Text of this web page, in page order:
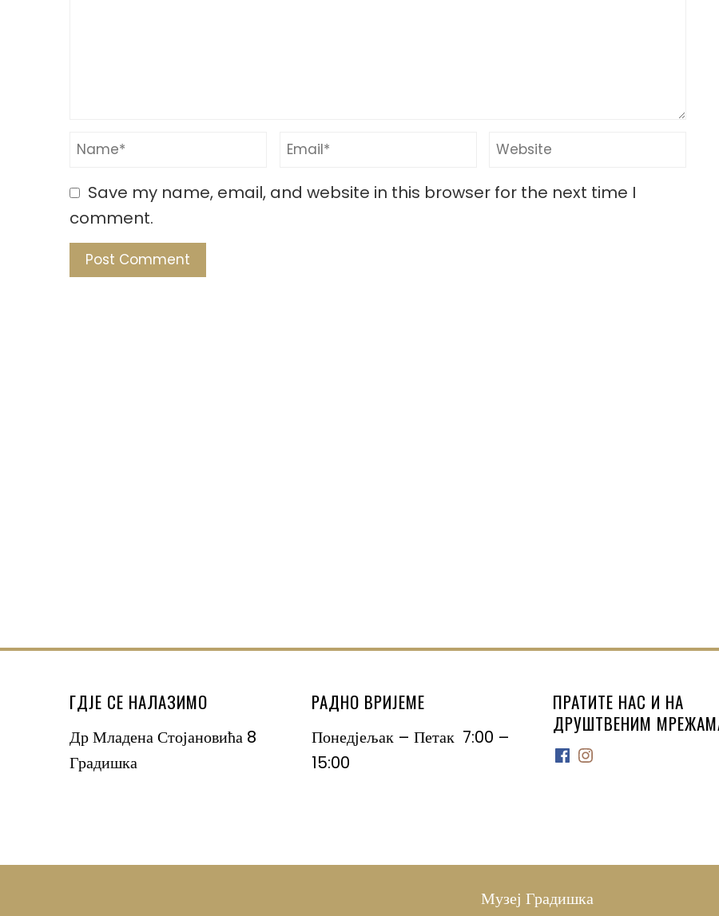
Save my name, email, and website in this browser for the next time I
comment.
ГДЈЕ СЕ НАЛАЗИМО
Др Младена Стојановића 8
Градишка
РАДНО ВРИЈЕМЕ
Понедјељак – Петак 7:00 –
15:00
ПРАТИТЕ НАС И НА
ДРУШТВЕНИМ
Facebook
Instagram
Музеј Градишка